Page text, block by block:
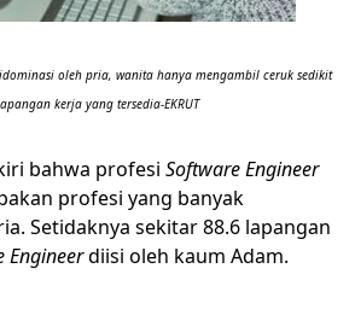
oleh pria, wanita hanya mengambil ceruk sedikit
kerja yang tersedia-EKRUT
bahwa profesi Software Engineer
profesi yang banyak
Setidaknya sekitar 88.6 lapangan
Engineerdiisi oleh kaum Adam.